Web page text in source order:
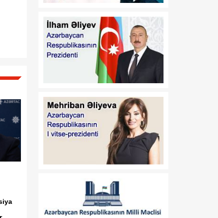
Azərbaycan
14 iyul tarixli 449-VIIQD
nömrəli Qanununun tətbiqi
və bununla əlaqədar bəzi
məsələlərin tənzimlənməsi
İnvestisiya Forumunun
Təşkilat Komitəsinin
yaradılması haqqında
08 Avqust
Respublikasının Elm və
Təhsil və Elm Nazirliyi
arasında illik təhsil
kvotalarının qarşılıqlı
ayrılması haqqında
01:04
08 Avqust